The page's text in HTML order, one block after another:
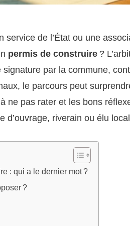
service de l’État ou une
permis de construire ?
par la commune,
le parcours peut
ne pas rater et les bons
d’ouvrage, riverain ou élu
: qui a le dernier mot ?
?